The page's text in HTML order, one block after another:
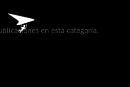
en esta categoría.